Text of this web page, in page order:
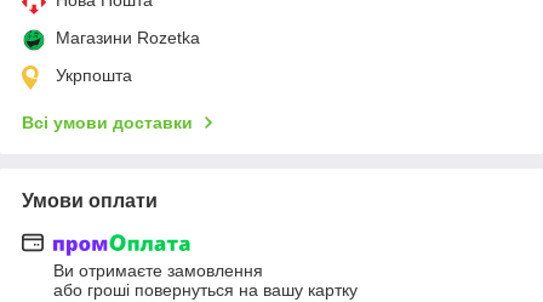
Магазини Rozetka
Укрпошта
Всі умови доставки
Умови оплати
Ви отримаєте замовлення
або гроші повернуться на вашу картку